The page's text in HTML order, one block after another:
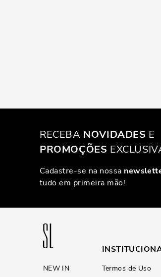
RECEBA NOVIDADES E
PROMOÇÕES
Cadastre-se na nossa
tudo em primeira mão!
NEW IN
Termos de Uso